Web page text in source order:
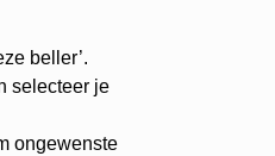
beller’.
selecteer je
ongewenste